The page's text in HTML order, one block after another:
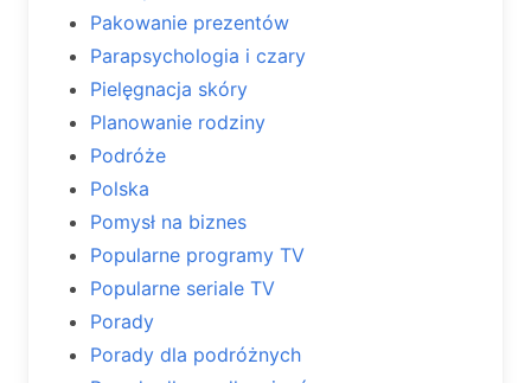
Pakowanie prezentów
Parapsychologia i czary
Pielęgnacja skóry
Planowanie rodziny
Podróże
Polska
Pomysł na biznes
Popularne programy TV
Popularne seriale TV
Porady
Porady dla podróżnych